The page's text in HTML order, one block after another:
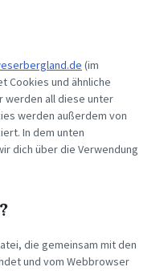
(im
Cookies und ähnliche
werden all diese unter
werden außerdem von
In dem unten
dich über die Verwendung
die gemeinsam mit den
und vom Webbrowser